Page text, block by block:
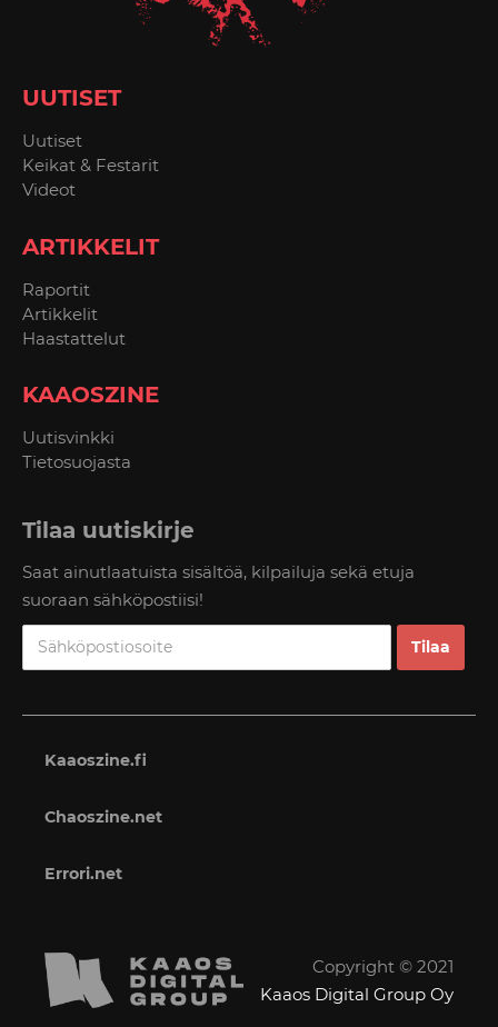
UUTISET
Uutiset
Keikat & Festarit
Videot
ARTIKKELIT
Raportit
Artikkelit
Haastattelut
KAAOSZINE
Uutisvinkki
Tietosuojasta
Tilaa uutiskirje
Saat ainutlaatuista sisältöä, kilpailuja sekä etuja
suoraan sähköpostiisi!
Kaaoszine.fi
Chaoszine.net
Errori.net
Copyright © 2021
Kaaos Digital Group Oy